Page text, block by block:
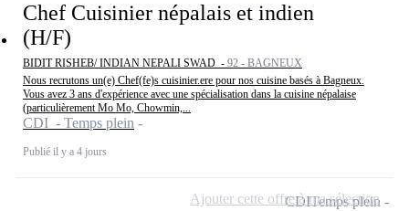
Chef Cuisinier népalais et indien
(H/F)
BIDIT RISHEB/ INDIAN NEPALI SWAD - 92 - BAGNEUX
Nous recrutons un(e) Chef(fe)s cuisinier.ere pour nos cuisine basés à Bagneux.
Vous avez 3 ans d'expérience avec une spécialisation dans la cuisine népalaise
(particulièrement Mo Mo, Chowmin,...
CDI - Temps plein
Publié il y a 4 jours
CDITemps plein
Ajouter cette offre à ma sélection